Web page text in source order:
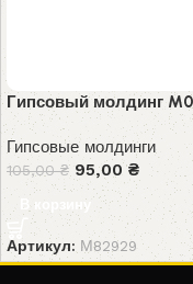
Гипсовый молдинг
Гипсовые молдинги
105,00₴ 95,00₴
В корзину
Артикул: М82929